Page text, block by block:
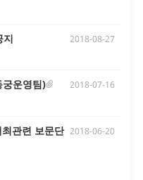
지
2018-08-27
운영팀)
2018-07-16
관련 보문단 2018-06-20